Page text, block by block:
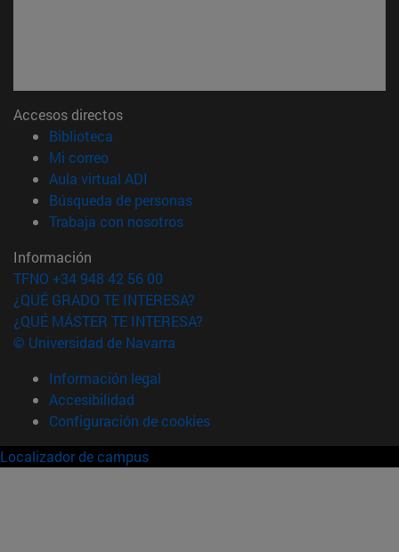
Accesos directos
Biblioteca
Mi correo(abre en nueva ventana)
Aula virtual ADI
Búsqueda de personas(abre en nueva ventana)
Trabaja con nosotros(abre en nueva ventana)
Información
TFNO +34 948 42 56 00
¿QUÉ GRADO TE INTERESA?
¿QUÉ MÁSTER TE INTERESA?
© Universidad de Navarra
Información legal
Accesibilidad
Configuración de cookies
Localizador de campus